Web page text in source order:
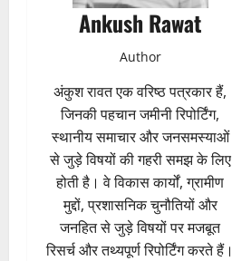
Ankush Rawat
Author
अंकुश रावत एक वरिष्ठ पत्रकार हैं,
जिनकी पहचान जमीनी रिपोर्टिंग,
स्थानीय समाचार और जनसमस्याओं
से जुड़े विषयों की गहरी समझ के लिए
होती है। वे विकास कार्यों, ग्रामीण
मुद्दों, प्रशासनिक चुनौतियों और
जनहित से जुड़े विषयों पर मजबूत
रिसर्च और तथ्यपूर्ण रिपोर्टिंग करते हैं।